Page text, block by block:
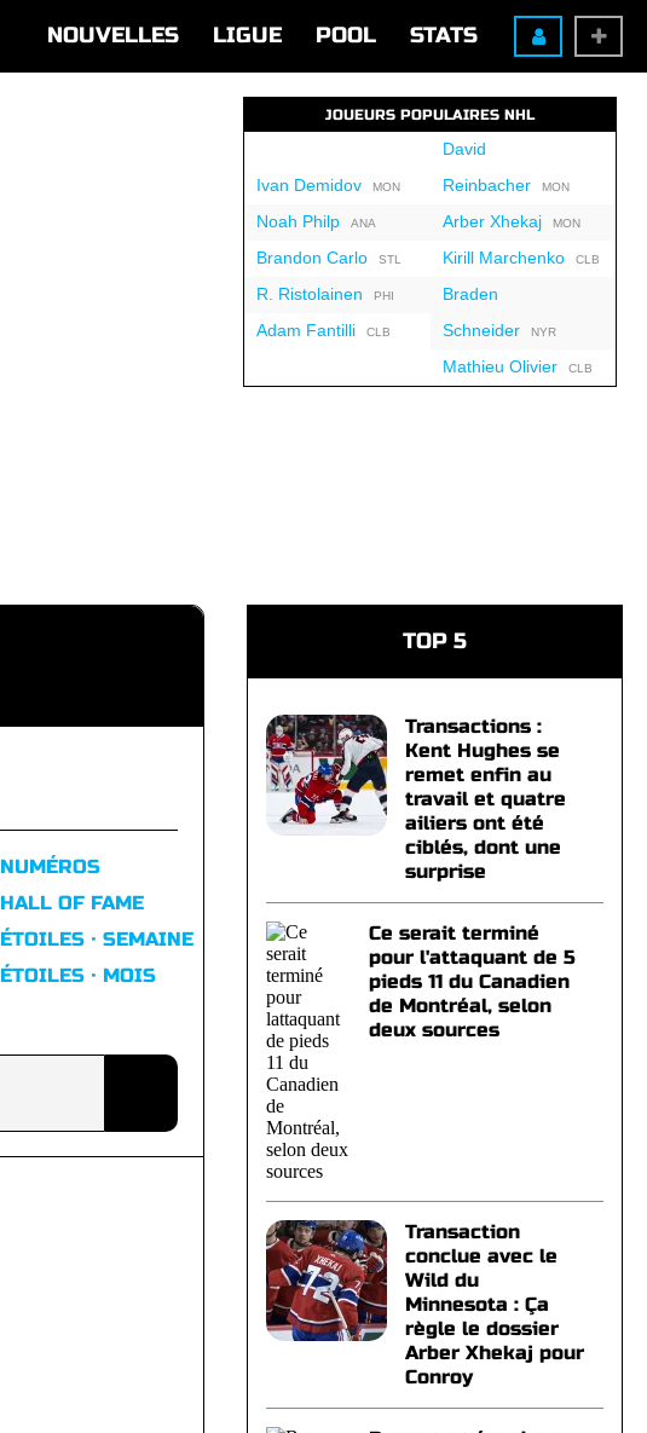
NOUVELLES LIGUE POOL STATS
JOUEURS POPULAIRES NHL
Ivan DemidovMON
Noah PhilpANA
Brandon CarloSTL
R. Ristolainen PHI
Adam FantilliCLB
David
ReinbacherMON
Arber XhekajMON
Kirill MarchenkoCLB
Braden
SchneiderNYR
Mathieu OlivierCLB
NUMÉROS
HALL OF FAME
ÉTOILES · SEMAINE
ÉTOILES · MOIS
TOP 5
Transactions :
Kent Hughes se
remet enfin au
travail et quatre
ailiers ont été
ciblés, dont une
surprise
Ce serait terminé
pour l'attaquant de 5
pieds 11 du Canadien
de Montréal, selon
deux sources
Transaction
conclue avec le
Wild du
Minnesota : Ça
règle le dossier
Arber Xhekaj pour
Conroy